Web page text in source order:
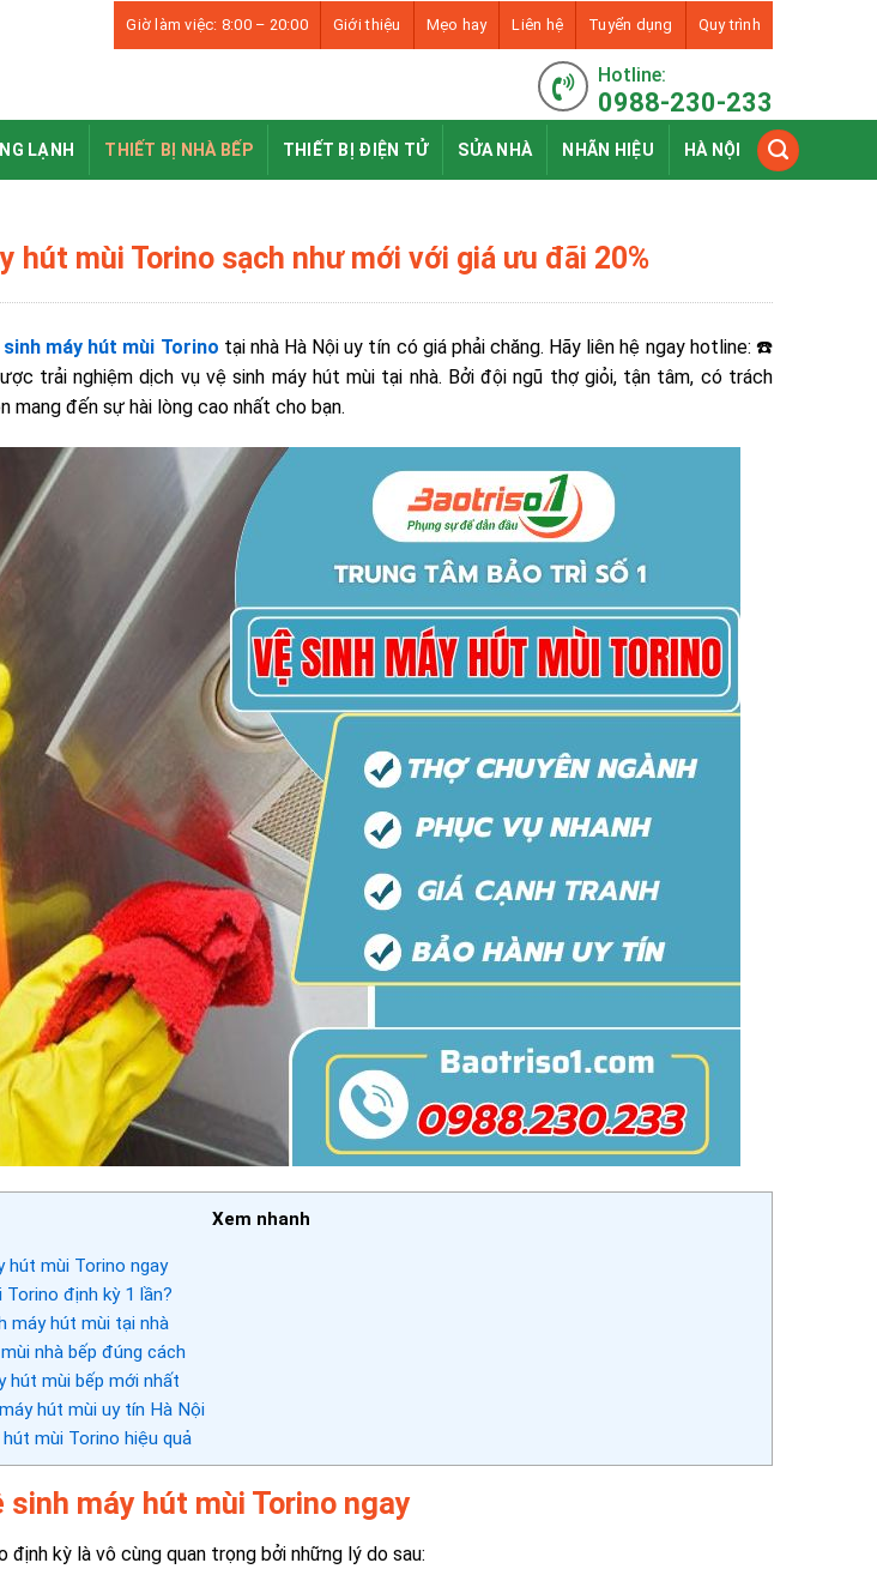
Giờ làm việc: 8:00 – 20:00 Giới thiệu Mẹo hay Liên hệ Tuyển dụng Quy trình
Hotline:
0988-230-233
LẠNH THIẾT BỊ NHÀ BẾP THIẾT BỊ ĐIỆN TỬ SỬA NHÀ NHÃN HIỆU HÀ NỘI
hút mùi Torino sạch như mới với giá ưu đãi 20%
sinh máy hút mùi Torino tại nhà Hà Nội uy tín có giá phải chăng. Hãy liên hệ ngay hotline: ☎️
trải nghiệm dịch vụ vệ sinh máy hút mùi tại nhà. Bởi đội ngũ thợ giỏi, tận tâm, có trách
mang đến sự hài lòng cao nhất cho bạn.
Xem nhanh
hút mùi Torino ngay
định kỳ 1 lần?
máy hút mùi tại nhà
nhà bếp đúng cách
hút mùi bếp mới nhất
hút mùi uy tín Hà Nội
mùi Torino hiệu quả
sinh máy hút mùi Torino ngay
định kỳ là vô cùng quan trọng bởi những lý do sau: